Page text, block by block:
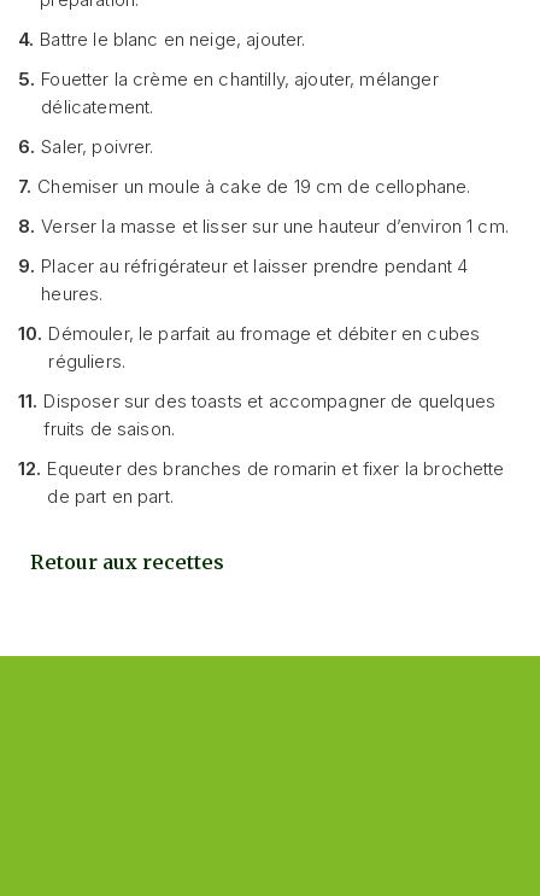
4. Battre le blanc en neige, ajouter.
5. Fouetter la crème en chantilly, ajouter, mélanger
délicatement.
6. Saler, poivrer.
7. Chemiser un moule à cake de 19 cm de cellophane.
8. Verser la masse et lisser sur une hauteur d’environ 1 cm.
9. Placer au réfrigérateur et laisser prendre pendant 4
heures.
10. Démouler, le parfait au fromage et débiter en cubes
réguliers.
11. Disposer sur des toasts et accompagner de quelques
fruits de saison.
12. Equeuter des branches de romarin et fixer la brochette
de part en part.
Retour aux recettes